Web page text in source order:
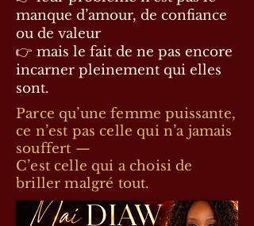
manque d’amour, de confiance
ou de valeur
👉 mais le fait de ne pas encore
incarner pleinement qui elles
sont.
Parce qu’une femme puissante,
ce n’est pas celle qui n’a jamais
souffert —
C’est celle qui a choisi de
briller malgré tout.